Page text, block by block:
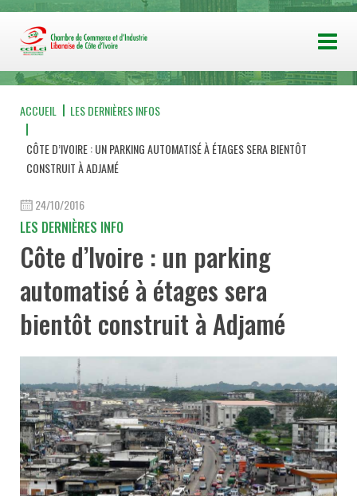
ACCUEIL LES DERNIÈRES INFOS
CÔTE D’IVOIRE : UN PARKING AUTOMATISÉ À ÉTAGES SERA BIENTÔT
CONSTRUIT À ADJAMÉ
24/10/2016
LES DERNIÈRES INFO
Côte d’Ivoire : un parking
automatisé à étages sera
bientôt construit à Adjamé